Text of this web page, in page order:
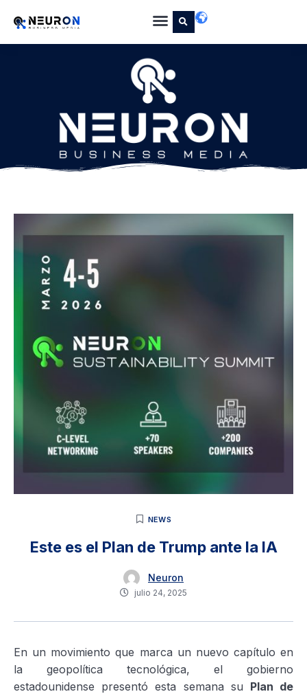
NEWS
Este es el Plan de Trump ante la IA
Neuron
julio 24, 2025
En un movimiento que marca un nuevo capítulo en
la geopolítica tecnológica, el gobierno
estadounidense presentó esta semana su Plan de